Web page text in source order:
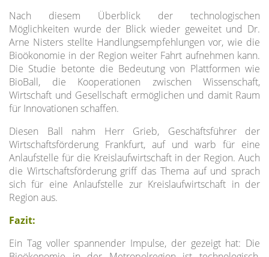
Nach diesem Überblick der technologischen
Möglichkeiten wurde der Blick wieder geweitet und Dr.
Arne Nisters stellte Handlungsempfehlungen vor, wie die
Bioökonomie in der Region weiter Fahrt aufnehmen kann.
Die Studie betonte die Bedeutung von Plattformen wie
BioBall, die Kooperationen zwischen Wissenschaft,
Wirtschaft und Gesellschaft ermöglichen und damit Raum
für Innovationen schaffen.
Diesen Ball nahm Herr Grieb, Geschäftsführer der
Wirtschaftsförderung Frankfurt, auf und warb für eine
Anlaufstelle für die Kreislaufwirtschaft in der Region. Auch
die Wirtschaftsförderung griff das Thema auf und sprach
sich für eine Anlaufstelle zur Kreislaufwirtschaft in der
Region aus.
Fazit:
Ein Tag voller spannender Impulse, der gezeigt hat: Die